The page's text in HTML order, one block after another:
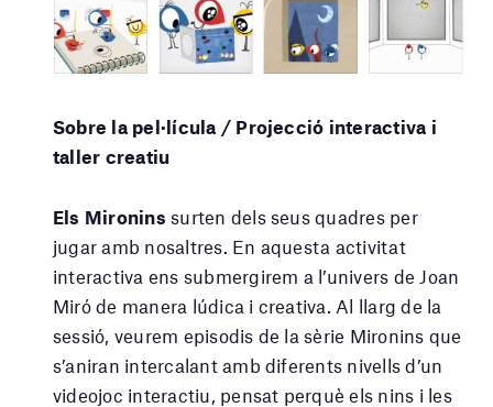
Sobre la pel·lícula / Projecció interactiva i
taller creatiu
Els Mironins surten dels seus quadres per
jugar amb nosaltres. En aquesta activitat
interactiva ens submergirem a l’univers de Joan
Miró de manera lúdica i creativa. Al llarg de la
sessió, veurem episodis de la sèrie Mironins que
s’aniran intercalant amb diferents nivells d’un
videojoc interactiu, pensat perquè els nins i les